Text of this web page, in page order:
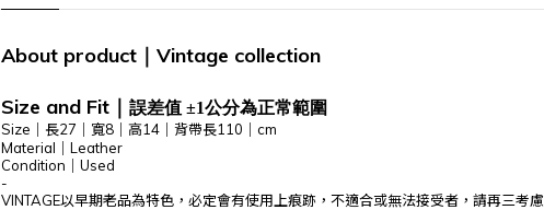
About product｜ Vintage collection
Size and Fit｜ 誤差值 ±1公分為正常範圍
Size｜ 長27｜寬8｜高14｜背帶長110｜cm
Material｜ Leather
Condition｜Used
-
VINTAGE以早期老品為特色，必定會有使用上痕跡，不適合或無法接受者，請再三考慮